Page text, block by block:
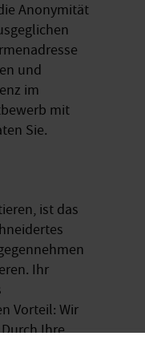
Anonymität
und
im
mit
Sie.
ist das
Ihr
Vorteil: Wir
Ihre